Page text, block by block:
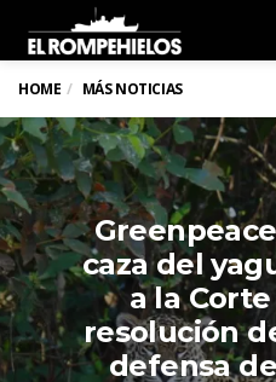
HOME MÁS NOTICIAS
caza del
a la
resolución
defensa